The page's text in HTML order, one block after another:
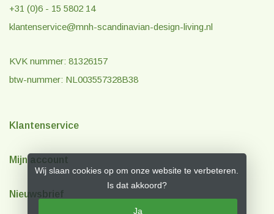
+31 (0)6 - 15 5802 14
klantenservice@mnh-scandinavian-design-living.nl
KVK nummer: 81326157
btw-nummer: NL003557328B38
Klantenservice
Mijn account
Nieuwsbrief
Wij slaan cookies op om onze website te verbeteren.
Is dat akkoord?
Ja